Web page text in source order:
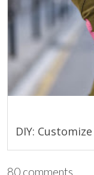
DIY:
80 comments